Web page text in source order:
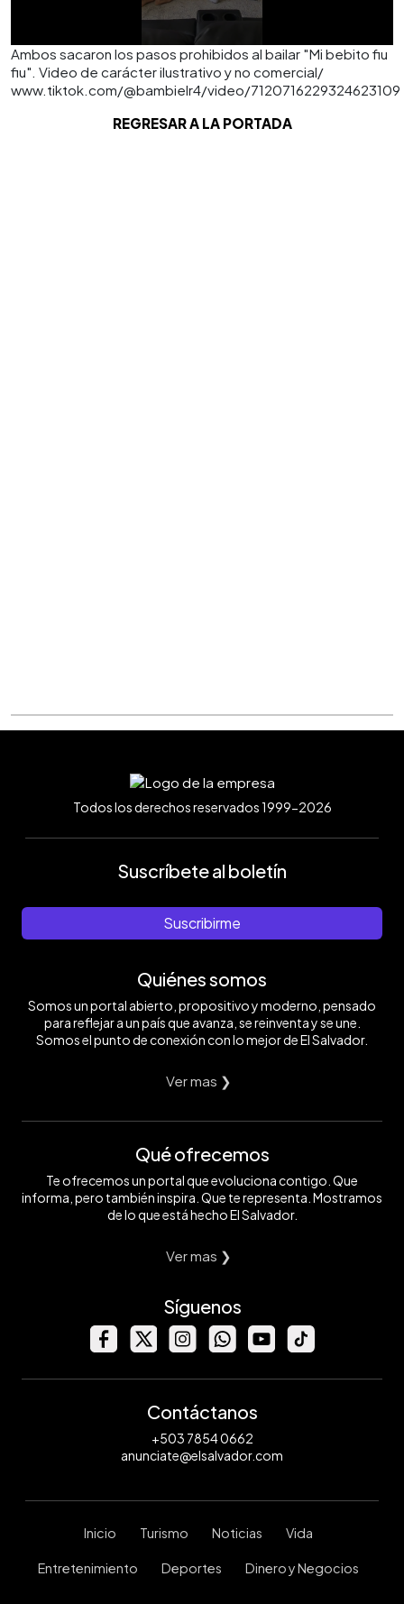
Ambos sacaron los pasos prohibidos al bailar "Mi bebito fiu
fiu". Video de carácter ilustrativo y no comercial/
www.tiktok.com/@bambielr4/video/7120716229324623109
REGRESAR A LA PORTADA
Todos los derechos reservados 1999-2026
Suscríbete al boletín
Suscribirme
Quiénes somos
Somos un portal abierto, propositivo y moderno, pensado
para reflejar a un país que avanza, se reinventa y se une.
Somos el punto de conexión con lo mejor de El Salvador.
Ver mas ❯
Qué ofrecemos
Te ofrecemos un portal que evoluciona contigo. Que
informa, pero también inspira. Que te representa. Mostramos
de lo que está hecho El Salvador.
Ver mas ❯
Síguenos
Contáctanos
+503 7854 0662
anunciate@elsalvador.com
Inicio Turismo Noticias Vida
Entretenimiento Deportes Dinero y Negocios